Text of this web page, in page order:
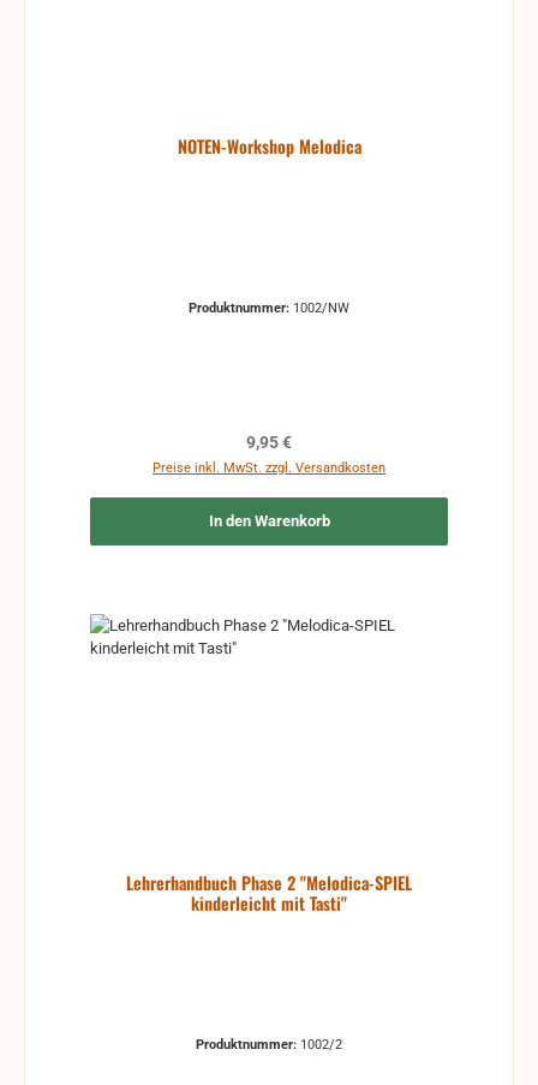
NOTEN-Workshop Melodica
Produktnummer: 1002/NW
Regulärer Preis:
9,95 €
Preise inkl. MwSt. zzgl. Versandkosten
In den Warenkorb
Lehrerhandbuch Phase 2 "Melodica-SPIEL
kinderleicht mit Tasti"
Produktnummer: 1002/2